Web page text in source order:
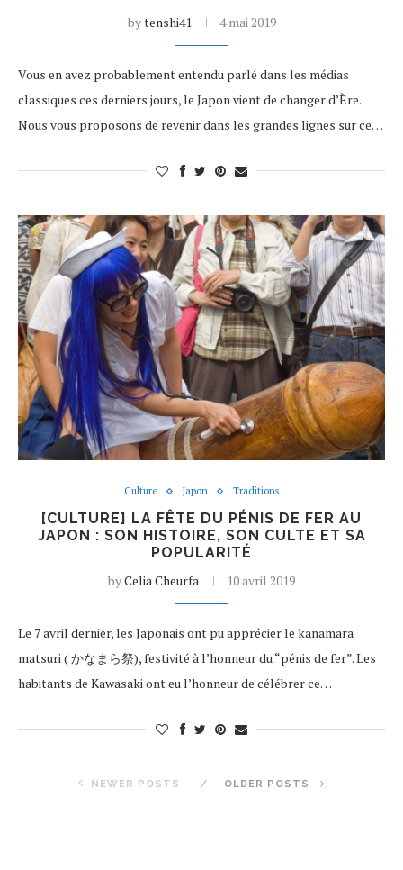
bytenshi41 4 mai 2019
Vous en avez probablement entendu parlé dans les médias
classiques ces derniers jours, le Japon vient de changer d’Ère.
Nous vous proposons de revenir dans les grandes lignes sur ce…
Culture Japon Traditions
[CULTURE] LA FÊTE DU PÉNIS DE FER AU
JAPON : SON HISTOIRE, SON CULTE ET SA
POPULARITÉ
byCelia Cheurfa 10 avril 2019
Le 7 avril dernier, les Japonais ont pu apprécier le kanamara
matsuri ( かなまら祭), festivité à l’honneur du “pénis de fer”. Les
habitants de Kawasaki ont eu l’honneur de célébrer ce…
NEWER POSTS OLDER POSTS